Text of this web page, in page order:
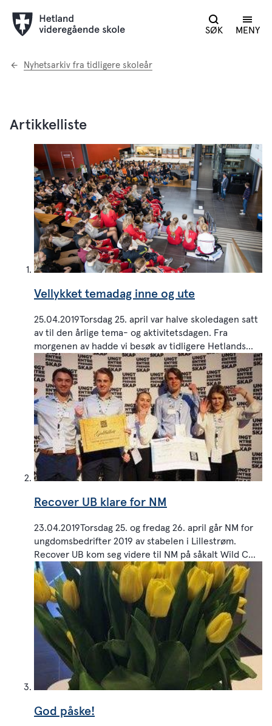
SØK MENY
Du
Nyhetsarkiv fra tidligere skoleår
Artikkelliste
Vellykket temadag inne og ute
25.04.2019Torsdag 25. april var halve skoledagen satt
av til den årlige tema- og aktivitetsdagen. Fra
morgenen av hadde vi besøk av tidligere Hetlands...
Recover UB klare for NM
23.04.2019Torsdag 25. og fredag 26. april går NM for
ungdomsbedrifter 2019 av stabelen i Lillestrøm.
Recover UB kom seg videre til NM på såkalt Wild C...
God påske!